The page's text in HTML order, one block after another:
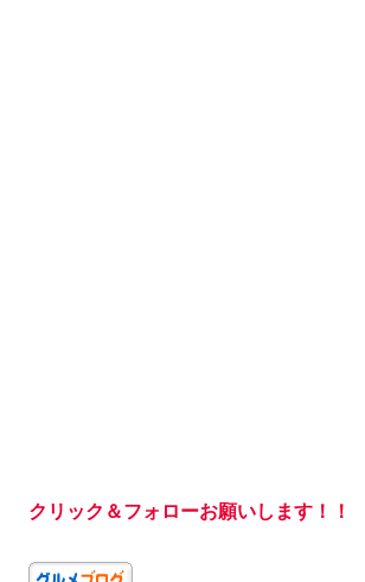
クリック＆フォローお願いします！！